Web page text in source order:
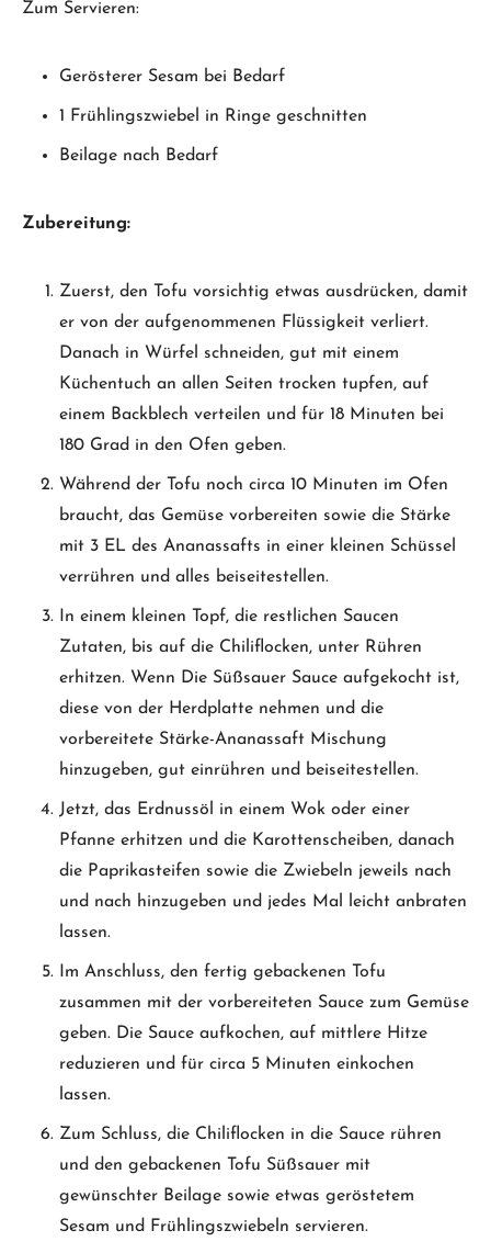
Zum Servieren:
Gerösterer Sesam bei Bedarf
1 Frühlingszwiebel in Ringe geschnitten
Beilage nach Bedarf
Zubereitung:
Zuerst, den Tofu vorsichtig etwas ausdrücken, damit
er von der aufgenommenen Flüssigkeit verliert.
Danach in Würfel schneiden, gut mit einem
Küchentuch an allen Seiten trocken tupfen, auf
einem Backblech verteilen und für 18 Minuten bei
180 Grad in den Ofen geben.
Während der Tofu noch circa 10 Minuten im Ofen
braucht, das Gemüse vorbereiten sowie die Stärke
mit 3 EL des Ananassafts in einer kleinen Schüssel
verrühren und alles beiseitestellen.
In einem kleinen Topf, die restlichen Saucen
Zutaten, bis auf die Chiliflocken, unter Rühren
erhitzen. Wenn Die Süßsauer Sauce aufgekocht ist,
diese von der Herdplatte nehmen und die
vorbereitete Stärke-Ananassaft Mischung
hinzugeben, gut einrühren und beiseitestellen.
Jetzt, das Erdnussöl in einem Wok oder einer
Pfanne erhitzen und die Karottenscheiben, danach
die Paprikasteifen sowie die Zwiebeln jeweils nach
und nach hinzugeben und jedes Mal leicht anbraten
lassen.
Im Anschluss, den fertig gebackenen Tofu
zusammen mit der vorbereiteten Sauce zum Gemüse
geben. Die Sauce aufkochen, auf mittlere Hitze
reduzieren und für circa 5 Minuten einkochen
lassen.
Zum Schluss, die Chiliflocken in die Sauce rühren
und den gebackenen Tofu Süßsauer mit
gewünschter Beilage sowie etwas geröstetem
Sesam und Frühlingszwiebeln servieren.